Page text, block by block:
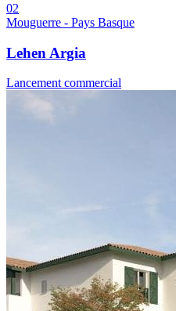
02
Mouguerre - Pays Basque
Lehen Argia
Lancement commercial